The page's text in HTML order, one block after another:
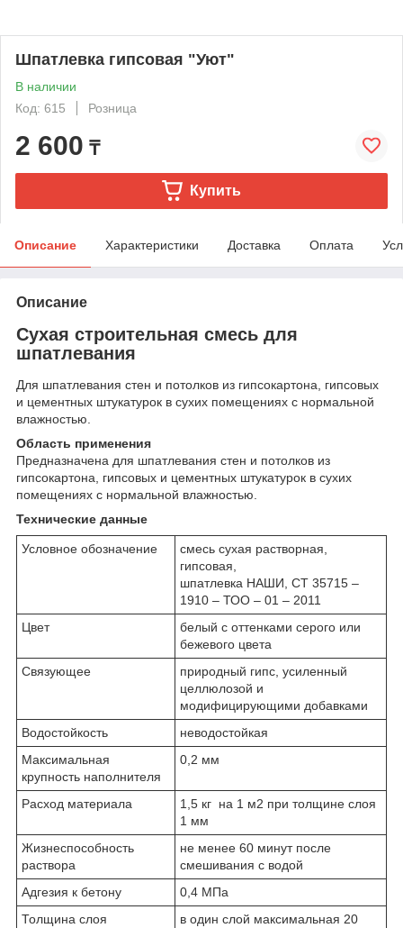
Шпатлевка гипсовая "Уют"
В наличии
Код: 615
Розница
2 600 ₸
Купить
Описание Характеристики Доставка Оплата
Описание
Сухая строительная смесь для
шпатлевания
Для шпатлевания стен и потолков из гипсокартона, гипсовых
и цементных штукатурок в сухих помещениях с нормальной
влажностью.
Область применения
Предназначена для шпатлевания стен и потолков из
гипсокартона, гипсовых и цементных штукатурок в сухих
помещениях с нормальной влажностью.
Технические данные
Условное обозначение
смесь сухая растворная,
гипсовая,
шпатлевка НАШИ, СТ 35715 –
1910 – ТОО – 01 – 2011
Цвет
белый с оттенками серого или
бежевого цвета
Связующее
природный гипс, усиленный
целлюлозой и
модифицирующими добавками
Водостойкость
неводостойкая
Максимальная
крупность наполнителя
0,2 мм
Расход материала 1,5 кг на 1 м2 при толщине слоя
1 мм
Жизнеспособность
раствора
не менее 60 минут после
смешивания с водой
Адгезия к бетону
0,4 МПа
Толщина слоя
в один слой максимальная 20